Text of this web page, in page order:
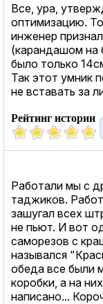
Все, ура,
оптимизацию.
инженер
(карандашом на
было только
Так этот умник
не вставать за
Рейтинг истории
Работали мы с
таджиков.
зашугал всех
не пьют. И вот
саморезов с
назывался
обеда все были
коробки, а на
написано...